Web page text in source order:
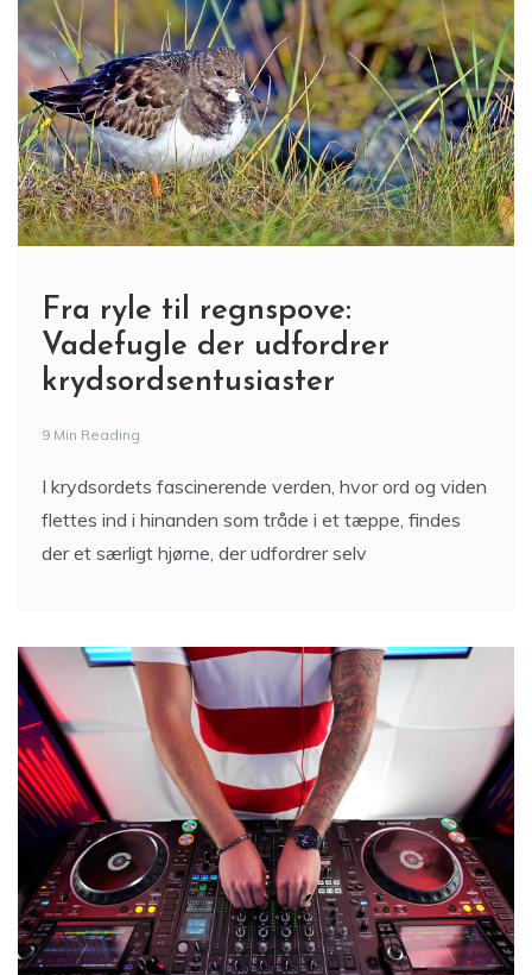
Fra ryle til regnspove:
Vadefugle der udfordrer
krydsordsentusiaster
9 Min Reading
I krydsordets fascinerende verden, hvor ord og viden
flettes ind i hinanden som tråde i et tæppe, findes
der et særligt hjørne, der udfordrer selv